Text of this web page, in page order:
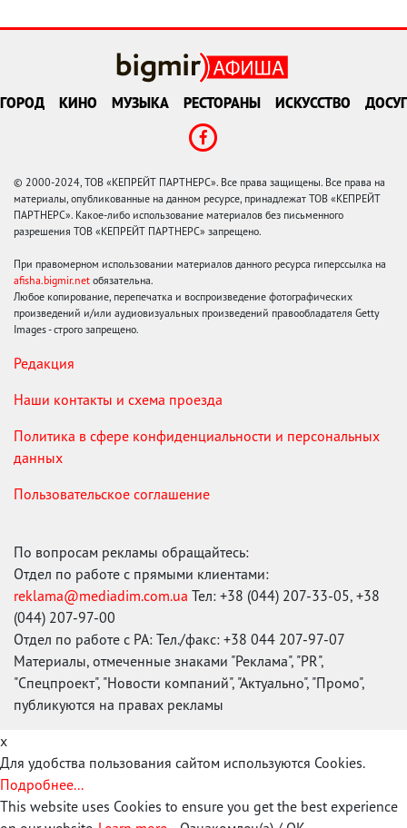
ГОРОД КИНО МУЗЫКА РЕСТОРАНЫ ИСКУССТВО ДОСУГ
© 2000-2024, ТОВ «КЕПРЕЙТ ПАРТНЕРС». Все права защищены. Все права на
материалы, опубликованные на данном ресурсе, принадлежат ТОВ «КЕПРЕЙТ
ПАРТНЕРС». Какое-либо использование материалов без письменного
разрешения ТОВ «КЕПРЕЙТ ПАРТНЕРС» запрещено.
При правомерном использовании материалов данного ресурса гиперссылка на
afisha.bigmir.net обязательна.
Любое копирование, перепечатка и воспроизведение фотографических
произведений и/или аудиовизуальных произведений правообладателя Getty
Images - строго запрещено.
Редакция
Наши контакты и схема проезда
Политика в сфере конфиденциальности и персональных
данных
Пользовательское соглашение
По вопросам рекламы обращайтесь:
Отдел по работе с прямыми клиентами:
reklama@mediadim.com.ua Тел: +38 (044) 207-33-05, +38
(044) 207-97-00
Отдел по работе с РА: Тел./факс: +38 044 207-97-07
Материалы, отмеченные знаками "Реклама", "PR",
"Спецпроект", "Новости компаний", "Актуально", "Промо",
публикуются на правах рекламы
x
Для удобства пользования сайтом используются Cookies.
Подробнее...
This website uses Cookies to ensure you get the best experience